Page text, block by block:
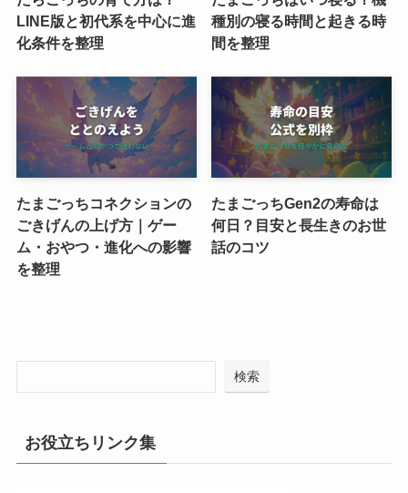
LINE版と初代系を中心に進
化条件を整理
種別の寝る時間と起きる時
間を整理
たまごっちコネクションの
ごきげんの上げ方｜ゲー
ム・おやつ・進化への影響
を整理
たまごっちGen2の寿命は
何日？目安と長生きのお世
話のコツ
検索
お役立ちリンク集